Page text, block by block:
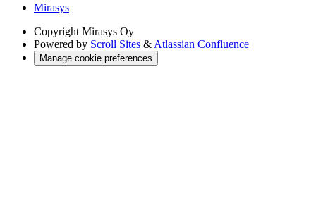
Mirasys
Copyright Mirasys Oy
Powered by Scroll Sites & Atlassian Confluence
Manage cookie preferences